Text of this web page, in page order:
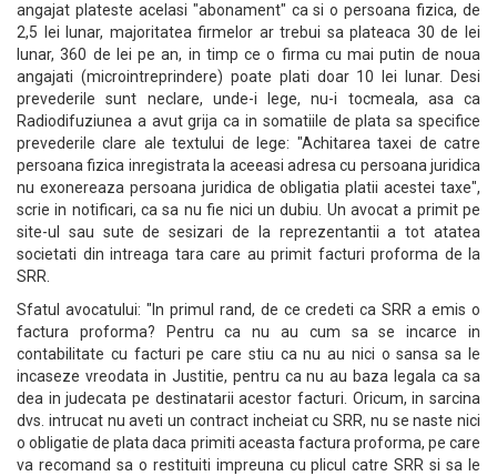
angajat plateste acelasi "abonament" ca si o persoana fizica, de
2,5 lei lunar, majoritatea firmelor ar trebui sa plateaca 30 de lei
lunar, 360 de lei pe an, in timp ce o firma cu mai putin de noua
angajati (microintreprindere) poate plati doar 10 lei lunar. Desi
prevederile sunt neclare, unde-i lege, nu-i tocmeala, asa ca
Radiodifuziunea a avut grija ca in somatiile de plata sa specifice
prevederile clare ale textului de lege: "Achitarea taxei de catre
persoana fizica inregistrata la aceeasi adresa cu persoana juridica
nu exonereaza persoana juridica de obligatia platii acestei taxe",
scrie in notificari, ca sa nu fie nici un dubiu. Un avocat a primit pe
site-ul sau sute de sesizari de la reprezentantii a tot atatea
societati din intreaga tara care au primit facturi proforma de la
SRR.
Sfatul avocatului: "In primul rand, de ce credeti ca SRR a emis o
factura proforma? Pentru ca nu au cum sa se incarce in
contabilitate cu facturi pe care stiu ca nu au nici o sansa sa le
incaseze vreodata in Justitie, pentru ca nu au baza legala ca sa
dea in judecata pe destinatarii acestor facturi. Oricum, in sarcina
dvs. intrucat nu aveti un contract incheiat cu SRR, nu se naste nici
o obligatie de plata daca primiti aceasta factura proforma, pe care
va recomand sa o restituiti impreuna cu plicul catre SRR si sa le